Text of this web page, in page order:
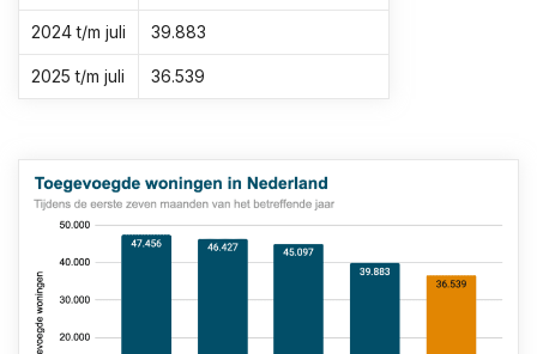
2024 t/m juli 39.883
2025 t/m juli 36.539